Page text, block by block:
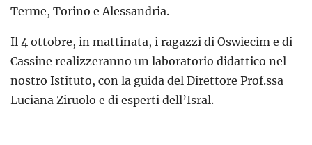
Terme, Torino e Alessandria.
Il 4 ottobre, in mattinata, i ragazzi di Oswiecim e di
Cassine realizzeranno un laboratorio didattico nel
nostro Istituto, con la guida del Direttore Prof.ssa
Luciana Ziruolo e di esperti dell’Isral.